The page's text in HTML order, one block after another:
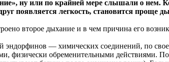
ну или по крайней мере слышали о нем.
появляется легкость, становится проще
второе дыхание и в чем причина его
эндорфинов — химических соединений, по
физически обременительными действиями.